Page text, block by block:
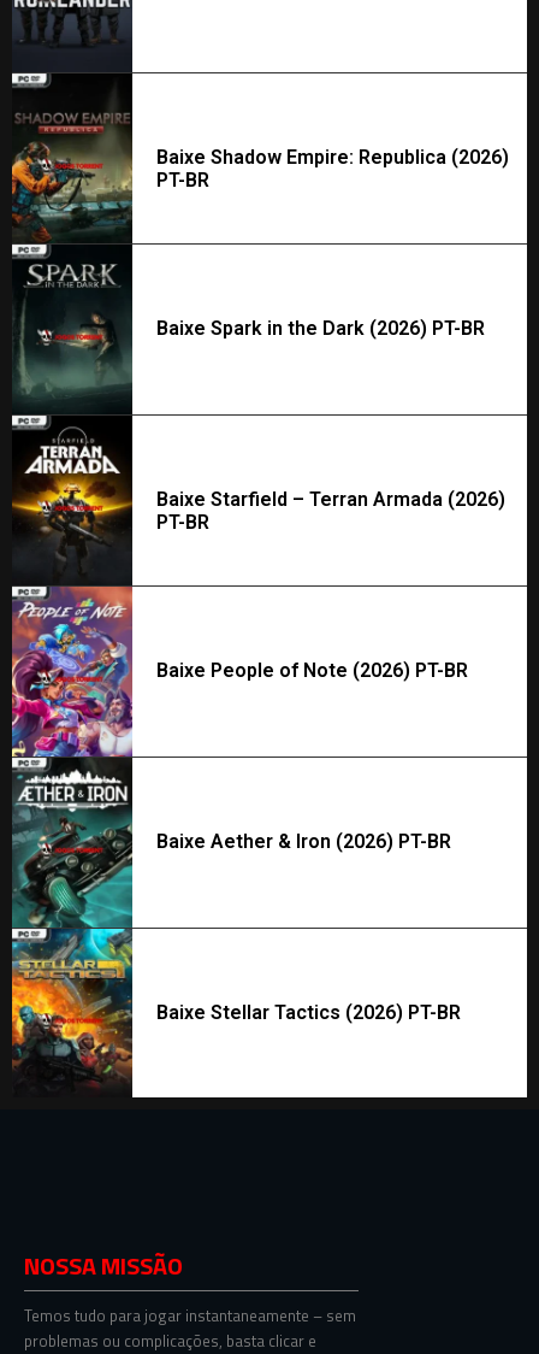
Baixe Shadow Empire: Republica (2026)
PT-BR
Baixe Spark in the Dark (2026) PT-BR
Baixe Starfield – Terran Armada (2026)
PT-BR
Baixe People of Note (2026) PT-BR
Baixe Aether & Iron (2026) PT-BR
Baixe Stellar Tactics (2026) PT-BR
NOSSA MISSÃO
Temos tudo para jogar instantaneamente – sem
problemas ou complicações, basta clicar e